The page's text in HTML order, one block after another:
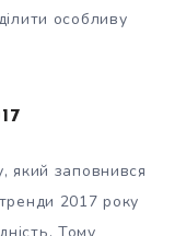
особливу
який заповнився
2017 року
Тому